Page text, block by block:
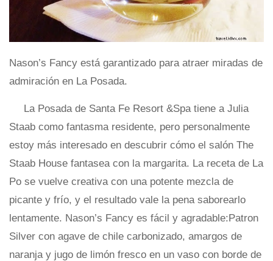
Nason’s Fancy está garantizado para atraer miradas de
admiración en La Posada.
La Posada de Santa Fe Resort &Spa tiene a Julia
Staab como fantasma residente, pero personalmente
estoy más interesado en descubrir cómo el salón The
Staab House fantasea con la margarita. La receta de La
Po se vuelve creativa con una potente mezcla de
picante y frío, y el resultado vale la pena saborearlo
lentamente. Nason’s Fancy es fácil y agradable:Patron
Silver con agave de chile carbonizado, amargos de
naranja y jugo de limón fresco en un vaso con borde de